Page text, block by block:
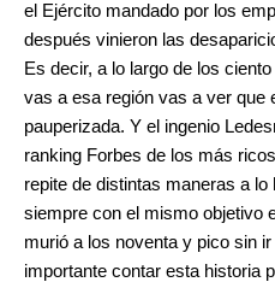
el Ejército mandado por los
después vinieron las
Es decir, a lo largo de los
vas a esa región vas a ver que
pauperizada. Y el ingenio
ranking Forbes de los más
repite de distintas maneras a lo
siempre con el mismo objetivo
murió a los noventa y pico sin
importante contar esta historia